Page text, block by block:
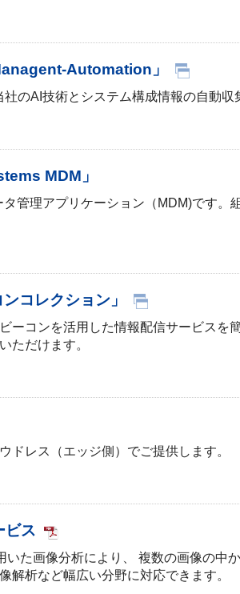
Automation」
のAI技術とシステム構成情報の自動
MDM」
管理アプリケーション（MDM)です
コレクション」
ーコンを活用した情報配信サービス
ただけます。
ドレス（エッジ側）でご提供します。
ビス
た画像分析により、 複数の画像の
解析など幅広い分野に対応できます。